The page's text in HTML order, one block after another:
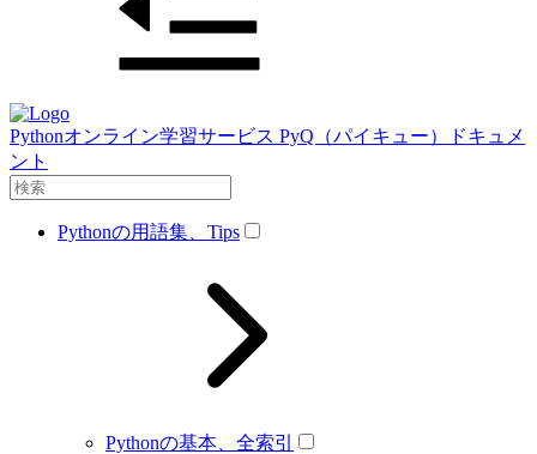
Pythonオンライン学習サービス PyQ（パイキュー）ドキュメ
ント
Pythonの用語集、Tips
Pythonの基本、全索引